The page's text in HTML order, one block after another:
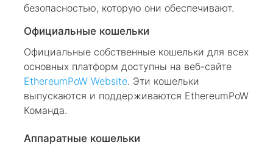
безопасностью, которую они обеспечивают.
Официальные кошельки
Официальные собственные кошельки для всех
основных платформ доступны на веб-сайте
EthereumPoW Website. Эти кошельки
выпускаются и поддерживаются EthereumPoW
Команда.
Аппаратные кошельки